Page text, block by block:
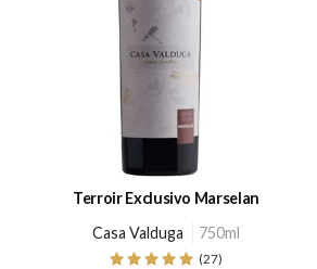
Terroir Exclusivo Marselan
Casa Valduga
750ml
(27)